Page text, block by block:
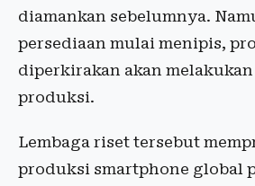
diamankan sebelumnya.
persediaan mulai menipis,
diperkirakan akan
produksi.
Lembaga riset tersebut
produksi smartphone global